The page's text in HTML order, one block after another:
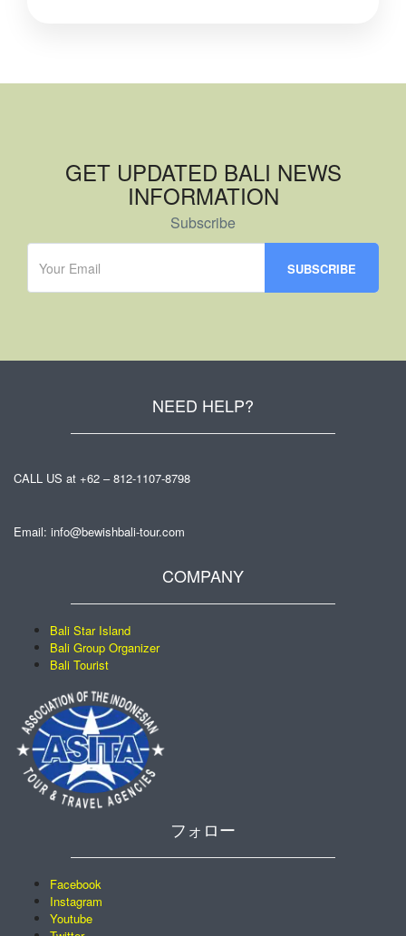
GET UPDATED BALI NEWS
INFORMATION
Subscribe
NEED HELP?
CALL US at +62 – 812-1107-8798
Email: info@bewishbali-tour.com
COMPANY
Bali Star Island
Bali Group Organizer
Bali Tourist
フォロー
Facebook
Instagram
Youtube